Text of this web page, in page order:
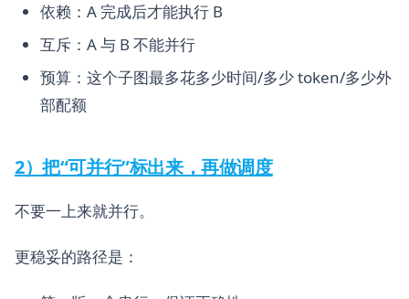
依赖：A 完成后才能执行 B
互斥：A 与 B 不能并行
预算：这个子图最多花多少时间/多少 token/多少外
部配额
2）把“可并行”标出来，再做调度
不要一上来就并行。
更稳妥的路径是：